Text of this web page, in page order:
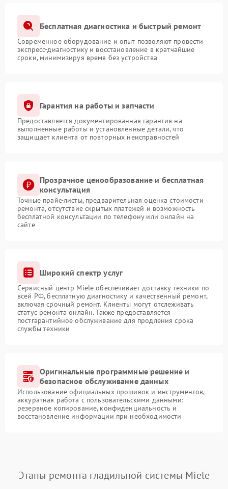
Бесплатная диагностика и быстрый ремонт
Современное оборудование и опыт позволяют провести
экспресс-диагностику и восстановление в кратчайшие
сроки, минимизируя время без устройства
Гарантия на работы и запчасти
Предоставляется документированная гарантия на
выполненные работы и установленные детали, что
защищает клиента от повторных неисправностей
Прозрачное ценообразование и бесплатная
консультация
Точные прайс-листы, предварительная оценка стоимости
ремонта, отсутствие скрытых платежей и возможность
бесплатной консультации по телефону или онлайн на
сайте
Широкий спектр услуг
Сервисный центр Miele обеспечивает доставку техники по
всей РФ, бесплатную диагностику и качественный ремонт,
включая срочный ремонт. Клиенты могут отслеживать
статус ремонта онлайн. Также предоставляется
постгарантийное обслуживание для продления срока
службы техники
Оригинальные программные решение и
безопасное обслуживание данных
Использование официальных прошивок и инструментов,
аккуратная работа с пользовательскими данными:
резервное копирование, конфиденциальность и
восстановление информации при необходимости
Этапы ремонта гладильной системы Miele